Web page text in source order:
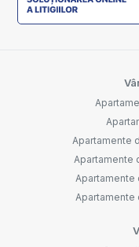
Apartamente
Apartamente
Apartamente
Apartamente